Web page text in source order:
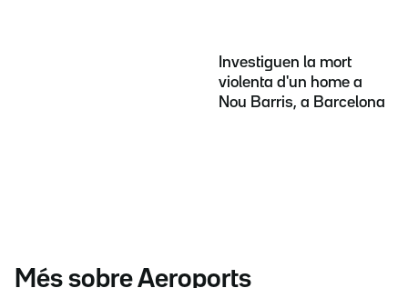
Investiguen la mort
violenta d'un home a
Nou Barris, a Barcelona
Més sobre Aeroports